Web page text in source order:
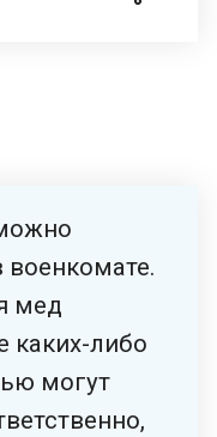
военкомате.
мед
каких-либо
могут